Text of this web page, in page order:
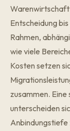
Warenwirtschaft
Entscheidung
Rahmen,
wie viele
Kosten setzen
zusammen.
unterscheiden
Anbindungstiefe